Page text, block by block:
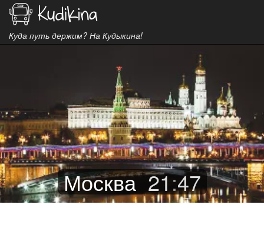
Куда путь держим? На Кудыкина!
Москва 21:47